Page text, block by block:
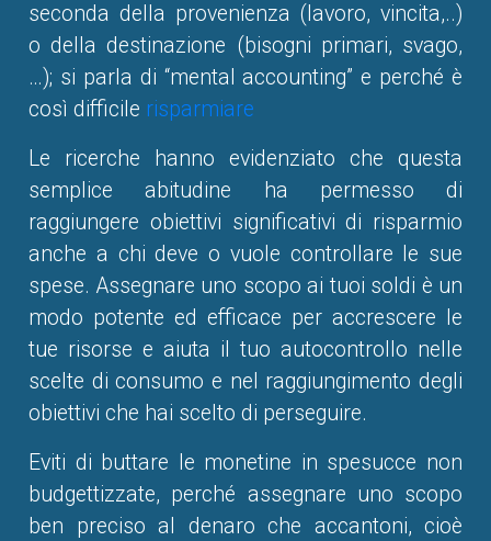
seconda della provenienza (lavoro, vincita,..)
o della destinazione (bisogni primari, svago,
…); si parla di “mental accounting” e perché è
così difficile risparmiare
Le ricerche hanno evidenziato che questa
semplice abitudine ha permesso di
raggiungere obiettivi significativi di risparmio
anche a chi deve o vuole controllare le sue
spese. Assegnare uno scopo ai tuoi soldi è un
modo potente ed efficace per accrescere le
tue risorse e aiuta il tuo autocontrollo nelle
scelte di consumo e nel raggiungimento degli
obiettivi che hai scelto di perseguire.
Eviti di buttare le monetine in spesucce non
budgettizzate, perché assegnare uno scopo
ben preciso al denaro che accantoni, cioè